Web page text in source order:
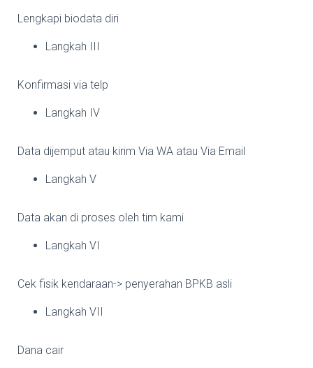
Lengkapi biodata diri
Langkah III
Konfirmasi via telp
Langkah IV
Data dijemput atau kirim Via WA atau Via Email
Langkah V
Data akan di proses oleh tim kami
Langkah VI
Cek fisik kendaraan-> penyerahan BPKB asli
Langkah VII
Dana cair